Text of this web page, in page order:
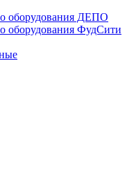
оборудования ДЕПО
оборудования ФудСити